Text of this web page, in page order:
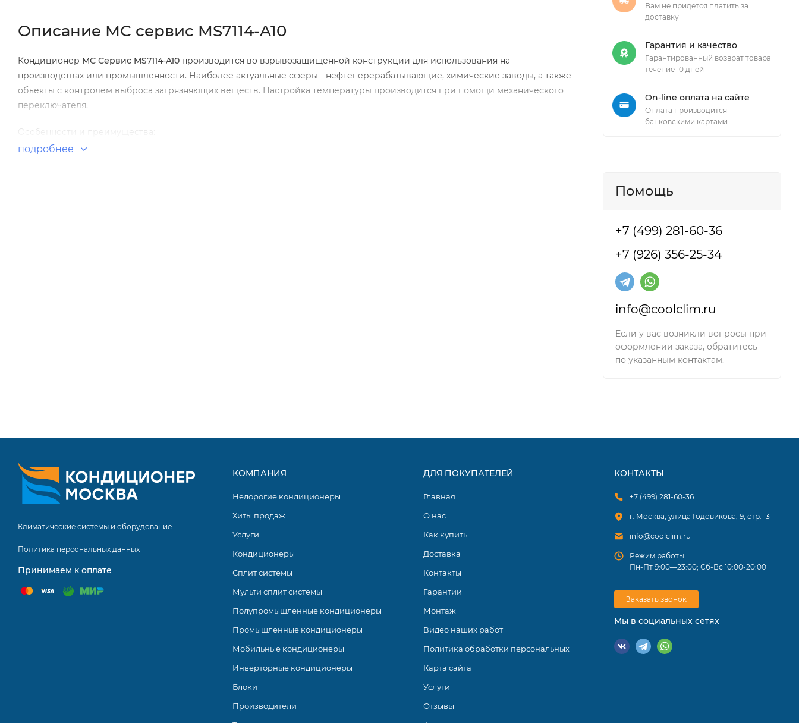
Описание МС сервис MS7114-A10
Кондиционер МС Сервис MS7114-A10 производится во взрывозащищенной конструкции для использования на
производствах или промышленности. Наиболее актуальные сферы - нефтеперерабатывающие, химические заводы, а также
объекты с контролем выброса загрязняющих веществ. Настройка температуры производится при помощи механического
переключателя.
Особенности и преимущества:
подробнее
Вам не придется платить за
доставку
Гарантия и качество
Гарантированный возврат товара
течение 10 дней
On-line оплата на сайте
Оплата производится
банковскими картами
Помощь
+7 (499) 281-60-36
+7 (926) 356-25-34
info@coolclim.ru
Если у вас возникли вопросы при
оформлении заказа, обратитесь
по указанным контактам.
Климатические системы и оборудование
Политика персональных данных
Принимаем к оплате
КОМПАНИЯ
Недорогие кондиционеры
Хиты продаж
Услуги
Кондиционеры
Сплит системы
Мульти сплит системы
Полупромышленные кондиционеры
Промышленные кондиционеры
Мобильные кондиционеры
Инверторные кондиционеры
Блоки
Производители
ДЛЯ ПОКУПАТЕЛЕЙ
Главная
О нас
Как купить
Доставка
Контакты
Гарантии
Монтаж
Видео наших работ
Политика обработки персональных
Карта сайта
Услуги
Отзывы
КОНТАКТЫ
+7 (499) 281-60-36
г. Москва, улица Годовикова, 9, стр. 13
info@coolclim.ru
Режим работы:
Пн-Пт 9:00—23:00; Сб-Вс 10:00-20:00
Заказать звонок
Мы в социальных сетях